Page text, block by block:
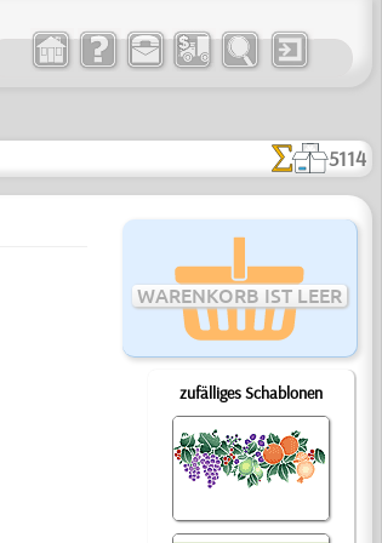
5114
WARENKORB IST LEER
zufälliges Schablonen